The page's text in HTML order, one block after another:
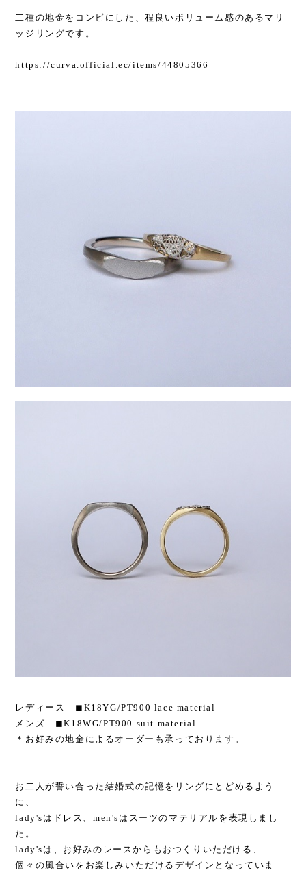
二種の地金をコンビにした、程良いボリューム感のあるマリ
ッジリングです。
https://curva.official.ec/items/44805366
レディース ◼︎K18YG/PT900 lace material
メンズ ◼︎K18WG/PT900 suit material
＊お好みの地金によるオーダーも承っております。
お二人が誓い合った結婚式の記憶をリングにとどめるよう
に、
lady'sはドレス、men'sはスーツのマテリアルを表現しまし
た。
lady'sは、お好みのレースからもおつくりいただける、
個々の風合いをお楽しみいただけるデザインとなっていま